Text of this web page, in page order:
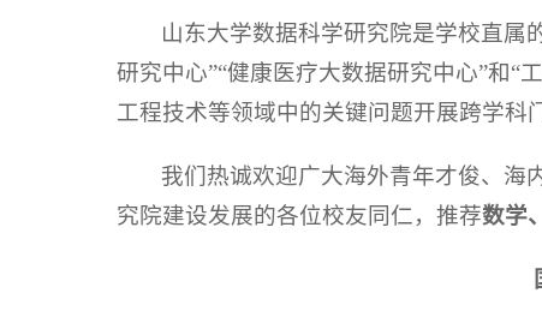
山东大学数据科学研究院是学校直属
研究中心”“健康医疗大数据研究中心”和“
工程技术等领域中的关键问题开展跨学科
我们热诚欢迎广大海外青年才俊、海
究院建设发展的各位校友同仁，推荐数学